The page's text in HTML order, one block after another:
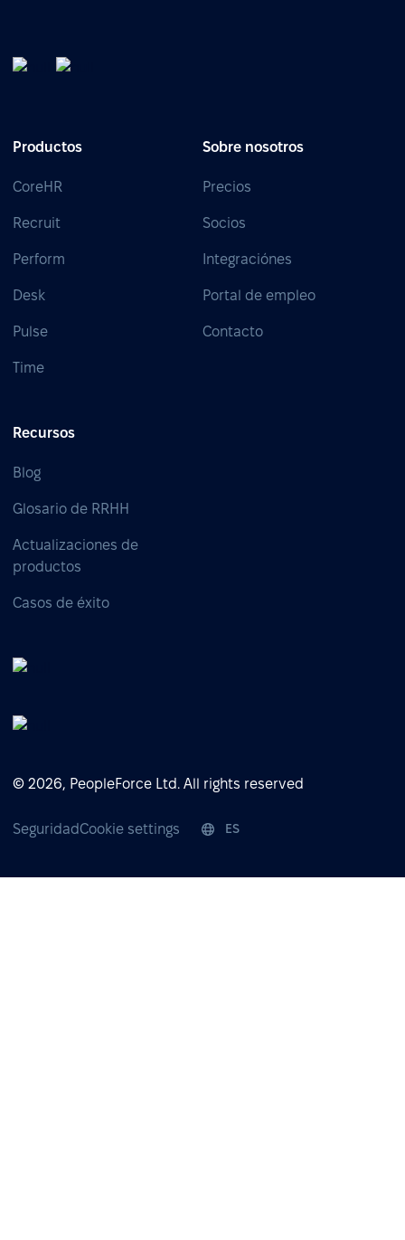
Productos
CoreHR
Recruit
Perform
Desk
Pulse
Time
Sobre nosotros
Precios
Socios
Integraciónes
Portal de empleo
Contacto
Recursos
Blog
Glosario de RRHH
Actualizaciones de
productos
Casos de éxito
© 2026, PeopleForce Ltd. All rights reserved
SeguridadCookie settings ES